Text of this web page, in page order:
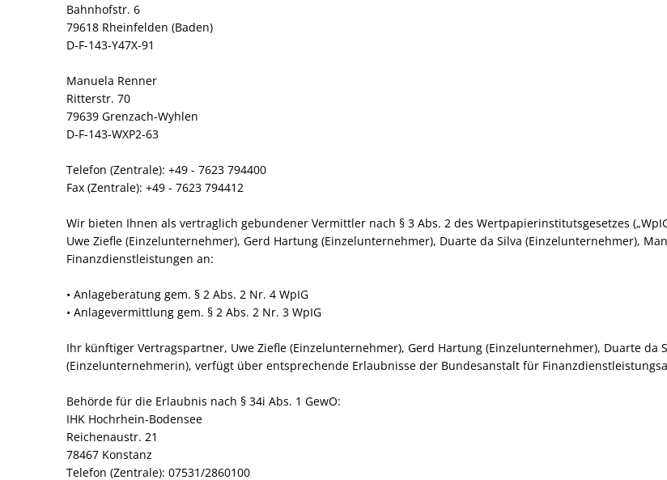
Bahnhofstr. 6
79618 Rheinfelden (Baden)
D-F-143-Y47X-91
Manuela Renner
Ritterstr. 70
79639 Grenzach-Wyhlen
D-F-143-WXP2-63
Telefon (Zentrale): +49 - 7623 794400
Fax (Zentrale): +49 - 7623 794412
Wir bieten Ihnen als vertraglich gebundener Vermittler nach § 3 Abs. 2 des Wertpapierinstitutsgesetzes
Uwe Ziefle (Einzelunternehmer), Gerd Hartung (Einzelunternehmer), Duarte da Silva (Einzelunternehmer),
Finanzdienstleistungen an:
• Anlageberatung gem. § 2 Abs. 2 Nr. 4 WpIG
• Anlagevermittlung gem. § 2 Abs. 2 Nr. 3 WpIG
Ihr künftiger Vertragspartner, Uwe Ziefle (Einzelunternehmer), Gerd Hartung (Einzelunternehmer), Duarte da
(Einzelunternehmerin), verfügt über entsprechende Erlaubnisse der Bundesanstalt für
Behörde für die Erlaubnis nach § 34i Abs. 1 GewO:
‍IHK Hochrhein-Bodensee
Reichenaustr. 21
78467 Konstanz
Telefon (Zentrale): 07531/2860100